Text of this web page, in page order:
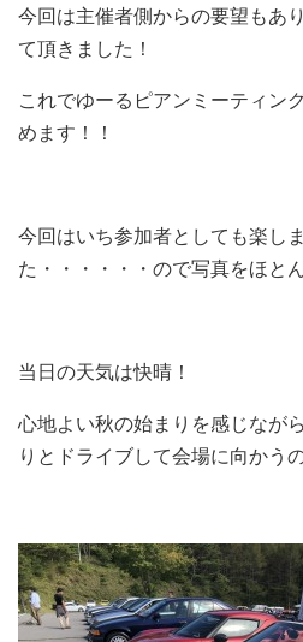
今回は主催者側からの要望もあ
て頂きました！
これでゆーるピアンミーティン
めます！！
今回はいち参加者としても楽し
た・・・・・・ので写真をほと
当日の天気は快晴！
心地よい秋の始まりを感じなが
りとドライブして会場に向かう